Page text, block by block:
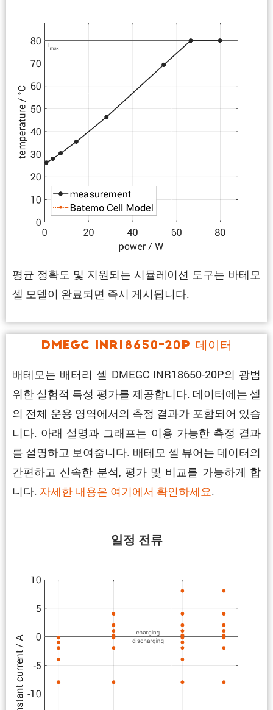
평균 정확도 및 지원되는 시뮬레이션 도구는 바테모
셀 모델이 완료되면 즉시 게시됩니다.
DMEGC INR18650-20P 데이터
배테모는 배터리 셀 DMEGC INR18650-20P의 광범
위한 실험적 특성 평가를 제공합니다. 데이터에는 셀
의 전체 운용 영역에서의 측정 결과가 포함되어 있습
니다. 아래 설명과 그래프는 이용 가능한 측정 결과
를 설명하고 보여줍니다. 배테모 셀 뷰어는 데이터의
간편하고 신속한 분석, 평가 및 비교를 가능하게 합
니다. 자세한 내용은 여기에서 확인하세요.
일정 전류